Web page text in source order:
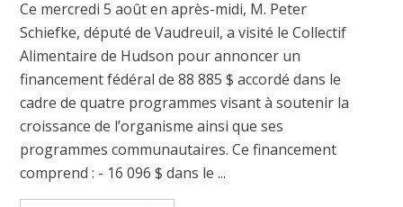
Ce mercredi 5 août en après-midi, M. Peter
Schiefke, député de Vaudreuil, a visité le Collectif
Alimentaire de Hudson pour annoncer un
financement fédéral de 88 885 $ accordé dans le
cadre de quatre programmes visant à soutenir la
croissance de l’organisme ainsi que ses
programmes communautaires. Ce financement
comprend : - 16 096 $ dans le ...